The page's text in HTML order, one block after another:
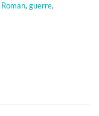
Roman,guerre,